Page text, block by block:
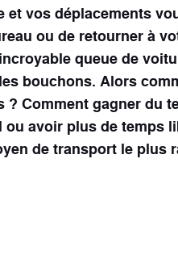
7
3
et vos déplacements
ou de retourner à
queue de
bouchons. Alors
Comment gagner du
ou avoir plus de temps
de transport le plus